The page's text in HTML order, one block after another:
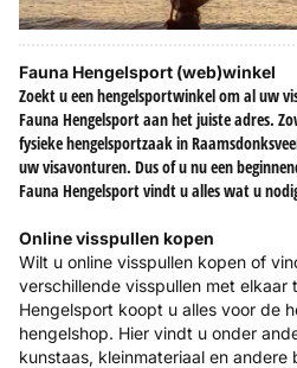
Fauna Hengelsport (web)winkel
Zoekt u een hengelsportwinkel om al uw
Fauna Hengelsport aan het juiste adres.
fysieke hengelsportzaak in
uw visavonturen. Dus of u nu een
Fauna Hengelsport vindt u alles wat u
Online visspullen kopen
Wilt u online visspullen kopen of
verschillende visspullen met elkaar
Hengelsport koopt u alles voor de
hengelshop. Hier vindt u onder
kunstaas, kleinmateriaal en